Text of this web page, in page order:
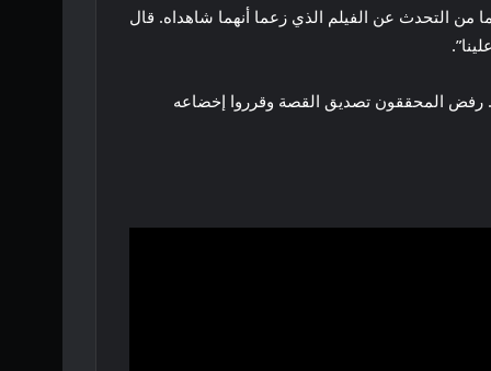
من التحدث عن الفيلم الذي زعما أنهما شاهداه. قال
رفض المحققون تصديق القصة وقرروا إخضاعه